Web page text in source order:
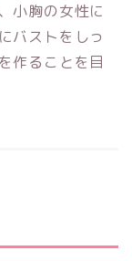
小胸の女性に
バストをしっ
作ることを目